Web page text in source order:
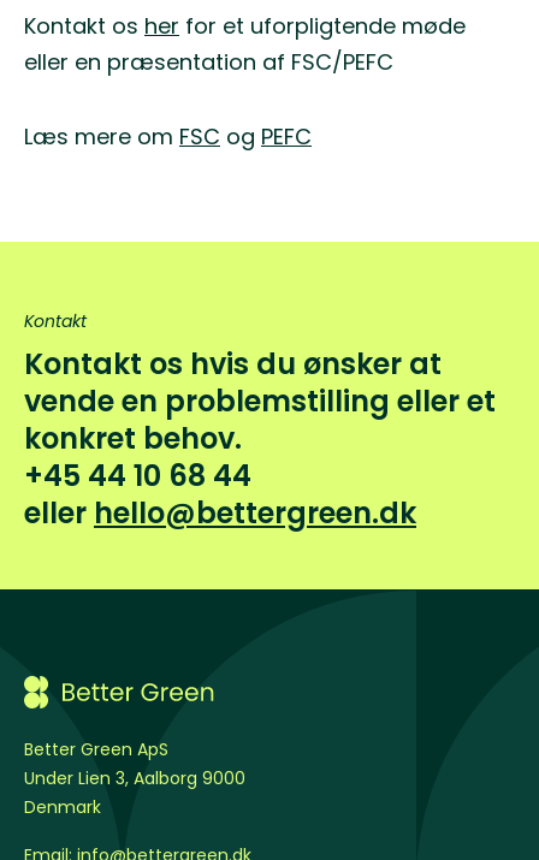
Kontakt os her for et uforpligtende møde
eller en præsentation af FSC/PEFC
Læs mere om FSC og PEFC
Kontakt
Kontakt os hvis du ønsker at
vende en problemstilling eller et
konkret behov.
+45 44 10 68 44
eller hello@bettergreen.dk
Better Green ApS
Under Lien 3, Aalborg 9000
Denmark
Email: info@bettergreen.dk